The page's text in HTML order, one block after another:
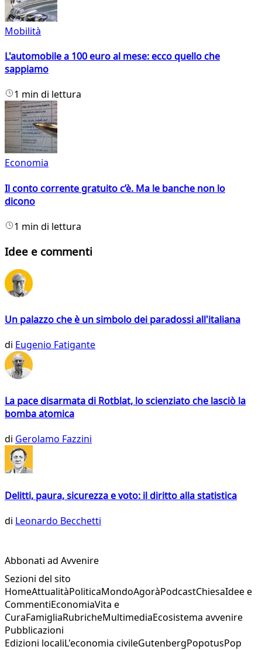
Mobilità
L'automobile a 100 euro al mese: ecco quello che
sappiamo
1 min di lettura
Economia
Il conto corrente gratuito c’è. Ma le banche non lo
dicono
1 min di lettura
Idee e commenti
Un palazzo che è un simbolo dei paradossi all'italiana
di Eugenio Fatigante
La pace disarmata di Rotblat, lo scienziato che lasciò la
bomba atomica
di Gerolamo Fazzini
Delitti, paura, sicurezza e voto: il diritto alla statistica
di Leonardo Becchetti
Abbonati ad Avvenire
Sezioni del sito
HomeAttualitàPoliticaMondoAgoràPodcastChiesaIdee e
CommentiEconomiaVita e
CuraFamigliaRubricheMultimediaEcosistema avvenire
Pubblicazioni
Edizioni localiL'economia civileGutenbergPopotusPop